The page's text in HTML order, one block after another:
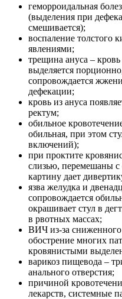
геморроидальная
(выделения при
смешивается);
воспаление толстого
явлениями;
трещина ануса –
выделяется
сопровождается
дефекации;
кровь из ануса
ректум;
обильное
обильная, при этом
включений);
при проктите
слизью, перемешаны
картину дает
язва желудка и
сопровождается
окрашивает стул в
в рвотных массах;
ВИЧ из-за
обострение многих
кровянистыми
варикоз пищевода –
анального отверстия;
причиной
лекарств, системные